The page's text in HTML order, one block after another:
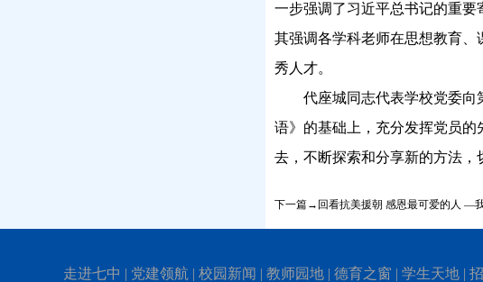
一步强调了习近平总书记的重
其强调各学科老师在思想教育、
秀人才。
代座城同志代表学校党委
语》的基础上，充分发挥党员的
去，不断探索和分享新的方法，
下一篇→回看抗美援朝 感恩最可爱的人 —
走进七中 | 党建领航 | 校园新闻 | 教师园地| 德育之窗 | 学生天地|